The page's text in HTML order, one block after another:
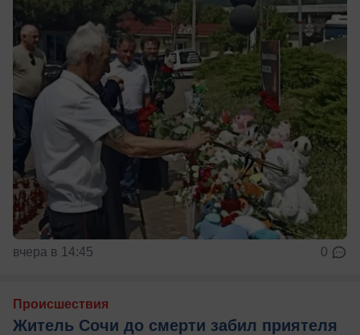
вчера в 14:45 0
Происшествия
Житель Сочи до смерти забил приятеля